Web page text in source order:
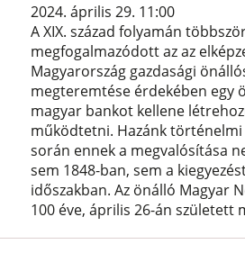
2024. április 29. 11:00
A XIX. század folyamán
megfogalmazódott az az
Magyarország gazdasági
megteremtése érdekében egy
magyar bankot kellene
működtetni. Hazánk történelmi
során ennek a megvalósítása
sem 1848-ban, sem a
időszakban. Az önálló Magyar
100 éve, április 26-án született